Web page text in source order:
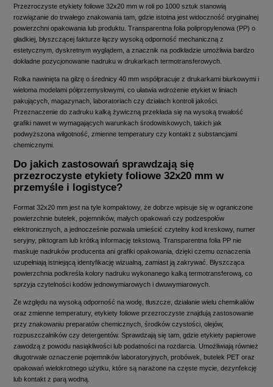
Przezroczyste etykiety foliowe 32x20 mm w roli po 1000 sztuk stanowią
rozwiązanie do trwałego znakowania tam, gdzie istotna jest widoczność oryginalnej
powierzchni opakowania lub produktu. Transparentna folia polipropylenowa (PP) o
gładkiej, błyszczącej fakturze łączy wysoką odporność mechaniczną z
estetycznym, dyskretnym wyglądem, a znacznik na podkładzie umożliwia bardzo
dokładne pozycjonowanie nadruku w drukarkach termotransferowych.
Rolka nawinięta na gilzę o średnicy 40 mm współpracuje z drukarkami biurkowymi i
wieloma modelami półprzemysłowymi, co ułatwia wdrożenie etykiet w liniach
pakujących, magazynach, laboratoriach czy działach kontroli jakości.
Przeznaczenie do zadruku kalką żywiczną przekłada się na wysoką trwałość
grafiki nawet w wymagających warunkach środowiskowych, takich jak
podwyższona wilgotność, zmienne temperatury czy kontakt z substancjami
chemicznymi.
Do jakich zastosowań sprawdzają się
przezroczyste etykiety foliowe 32x20 mm w
przemyśle i logistyce?
Format 32x20 mm jest na tyle kompaktowy, że dobrze wpisuje się w ograniczone
powierzchnie butelek, pojemników, małych opakowań czy podzespołów
elektronicznych, a jednocześnie pozwala umieścić czytelny kod kreskowy, numer
seryjny, piktogram lub krótką informację tekstową. Transparentna folia PP nie
maskuje nadruków producenta ani grafiki opakowania, dzięki czemu oznaczenia
uzupełniają istniejącą identyfikację wizualną, zamiast ją zakrywać. Błyszcząca
powierzchnia podkreśla kolory nadruku wykonanego kalką termotransferową, co
sprzyja czytelności kodów jednowymiarowych i dwuwymiarowych.
Ze względu na wysoką odporność na wodę, tłuszcze, działanie wielu chemikaliów
oraz zmienne temperatury, etykiety foliowe przezroczyste znajdują zastosowanie
przy znakowaniu preparatów chemicznych, środków czystości, olejów,
rozpuszczalników czy detergentów. Sprawdzają się tam, gdzie etykiety papierowe
zawodzą z powodu nasiąkliwości lub podatności na rozdarcia. Umożliwiają również
długotrwałe oznaczenie pojemników laboratoryjnych, probówek, butelek PET oraz
opakowań wielokrotnego użytku, które są narażone na częste mycie, dezynfekcję
lub kontakt z parą wodną.